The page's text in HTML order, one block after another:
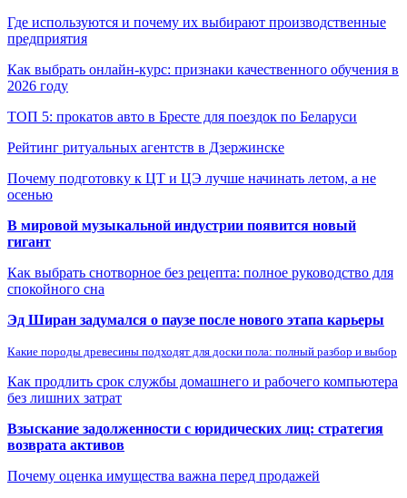
Где используются и почему их выбирают производственные
предприятия
Как выбрать онлайн-курс: признаки качественного обучения в
2026 году
ТОП 5: прокатов авто в Бресте для поездок по Беларуси
Рейтинг ритуальных агентств в Дзержинске
Почему подготовку к ЦТ и ЦЭ лучше начинать летом, а не
осенью
В мировой музыкальной индустрии появится новый
гигант
Как выбрать снотворное без рецепта: полное руководство для
спокойного сна
Эд Ширан задумался о паузе после нового этапа карьеры
Какие породы древесины подходят для доски пола: полный разбор и выбор
Как продлить срок службы домашнего и рабочего компьютера
без лишних затрат
Взыскание задолженности с юридических лиц: стратегия
возврата активов
Почему оценка имущества важна перед продажей